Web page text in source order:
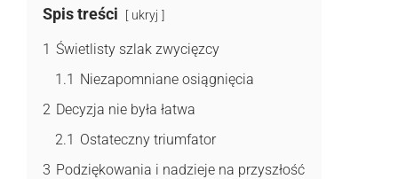
Spis treści ukryj
1 Świetlisty szlak zwycięzcy
1.1 Niezapomniane osiągnięcia
2 Decyzja nie była łatwa
2.1 Ostateczny triumfator
3 Podziękowania i nadzieje na przyszłość